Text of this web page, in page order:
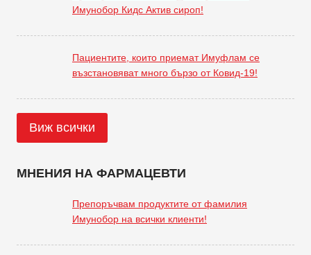
Имунобор Кидс Актив сироп!
Пациентите, които приемат Имуфлам се
възстановяват много бързо от Ковид-19!
Виж всички
МНЕНИЯ НА ФАРМАЦЕВТИ
Препоръчвам продуктите от фамилия
Имунобор на всички клиенти!